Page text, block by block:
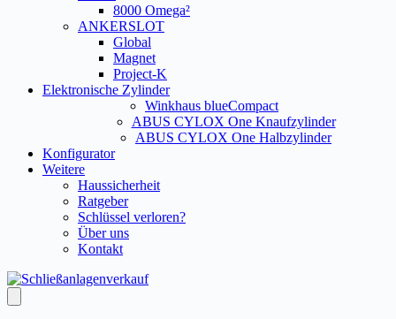
8000 Omega²
ANKERSLOT
Global
Magnet
Project-K
Elektronische Zylinder
Winkhaus blueCompact
ABUS CYLOX One Knaufzylinder
ABUS CYLOX One Halbzylinder
Konfigurator
Weitere
Haussicherheit
Ratgeber
Schlüssel verloren?
Über uns
Kontakt